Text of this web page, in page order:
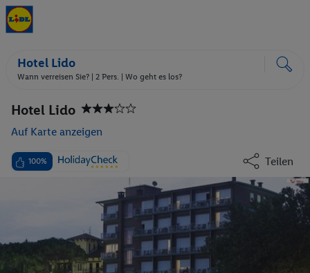
Hotel Lido
Wann verreisen Sie? | 2 Pers. | Wo geht es los?
Hotel Lido
Auf Karte anzeigen
100% Teilen